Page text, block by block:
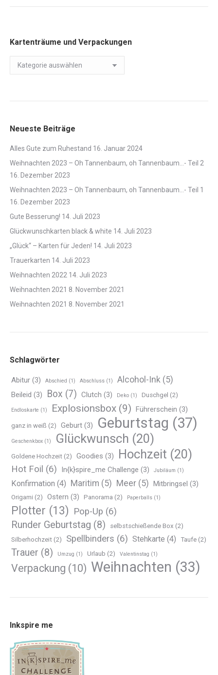
Kartenträume und Verpackungen
Kartenträume
und
Neueste Beiträge
Alles Gute zum Ruhestand 16. Januar 2024
Weihnachten 2023 – Oh Tannenbaum, oh Tannenbaum…- Teil 2
16. Dezember 2023
Weihnachten 2023 – Oh Tannenbaum, oh Tannenbaum…- Teil 1
16. Dezember 2023
Gute Besserung! 14. Juli 2023
Glückwunschkarten black & white 14. Juli 2023
„Glück“ – Karten für Jeden! 14. Juli 2023
Trauerkarten 14. Juli 2023
Weihnachten 2022 14. Juli 2023
Weihnachten 2021 8. November 2021
Weihnachten 2021 8. November 2021
Schlagwörter
Abitur (3) Abschied (1) Abschluss (1) Alcohol-Ink (5)
Beileid (3) Box (7) Clutch (3) Deko (1) Duschgel (2)
Endloskarte (1) Explosionsbox (9) Führerschein (3)
ganz in weiß (2) Geburt (3) Geburtstag (37)
Geschenkbox (1) Glückwunsch (20)
Goldene Hochzeit (2) Goodies (3) Hochzeit (20)
Hot Foil (6) In{k}spire_me Challenge (3) Jubiläum (1)
Konfirmation (4) Maritim (5) Meer (5) Mitbringsel (3)
Origami (2) Ostern (3) Panorama (2) Paperballs (1)
Plotter (13) Pop-Up (6)
Runder Geburtstag (8) selbstschießende Box (2)
Silberhochzeit (2) Spellbinders (6) Stehkarte (4) Taufe (2)
Trauer (8) Umzug (1) Urlaub (2) Valentinstag (1)
Verpackung (10) Weihnachten (33)
Inkspire me